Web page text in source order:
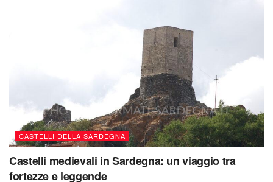
CASTELLI DELLA SARDEGNA
Castelli medievali in Sardegna: un viaggio tra
fortezze e leggende